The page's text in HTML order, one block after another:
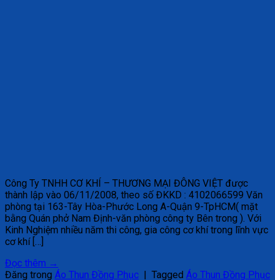
Công Ty TNHH CƠ KHÍ – THƯƠNG MẠI ĐÔNG VIỆT được
thành lập vào 06/11/2008, theo số ĐKKD : 4102066599 Văn
phòng tại 163-Tây Hòa-Phước Long A-Quận 9-TpHCM( mặt
bằng Quán phở Nam Định-văn phòng công ty Bên trong ). Với
Kinh Nghiệm nhiều năm thi công, gia công cơ khí trong lĩnh vực
cơ khí […]
Đọc thêm →
Đăng trong Áo Thun Đồng Phục | Tagged Áo Thun Đồng Phục